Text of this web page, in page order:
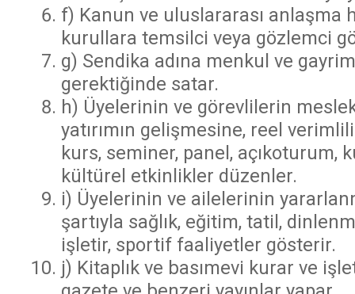
f) Kanun ve uluslararası anlaşma
kurullara temsilci veya gözlemci
g) Sendika adına menkul ve
gerektiğinde satar.
h) Üyelerinin ve görevlilerin
yatırımın gelişmesine, reel
kurs, seminer, panel, açıkoturum,
kültürel etkinlikler düzenler.
i) Üyelerinin ve ailelerinin
şartıyla sağlık, eğitim, tatil,
işletir, sportif faaliyetler gösterir.
j) Kitaplık ve basımevi kurar ve